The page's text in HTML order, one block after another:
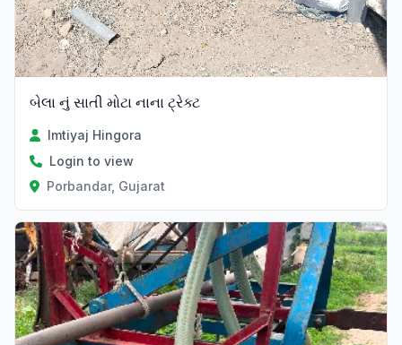
બેલા નું સાતી મોટા નાના ટ્રેક્ટ
Imtiyaj Hingora
Login to view
Porbandar, Gujarat